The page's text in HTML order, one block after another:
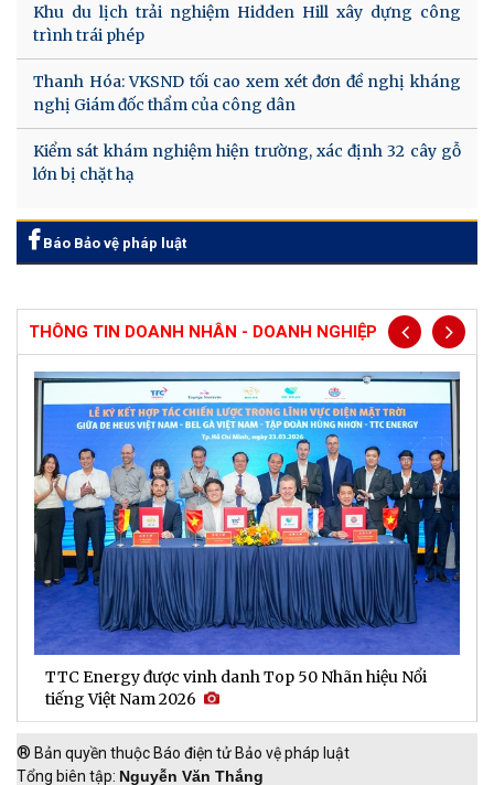
Khu du lịch trải nghiệm Hidden Hill xây dựng công
trình trái phép
Thanh Hóa: VKSND tối cao xem xét đơn đề nghị kháng
nghị Giám đốc thẩm của công dân
Kiểm sát khám nghiệm hiện trường, xác định 32 cây gỗ
lớn bị chặt hạ
Báo Bảo vệ pháp luật
THÔNG TIN DOANH NHÂN - DOANH NGHIỆP
TTC Energy được vinh danh Top 50 Nhãn hiệu Nổi
tiếng Việt Nam 2026
® Bản quyền thuộc Báo điện tử Bảo vệ pháp luật
Tổng biên tập: Nguyễn Văn Thắng